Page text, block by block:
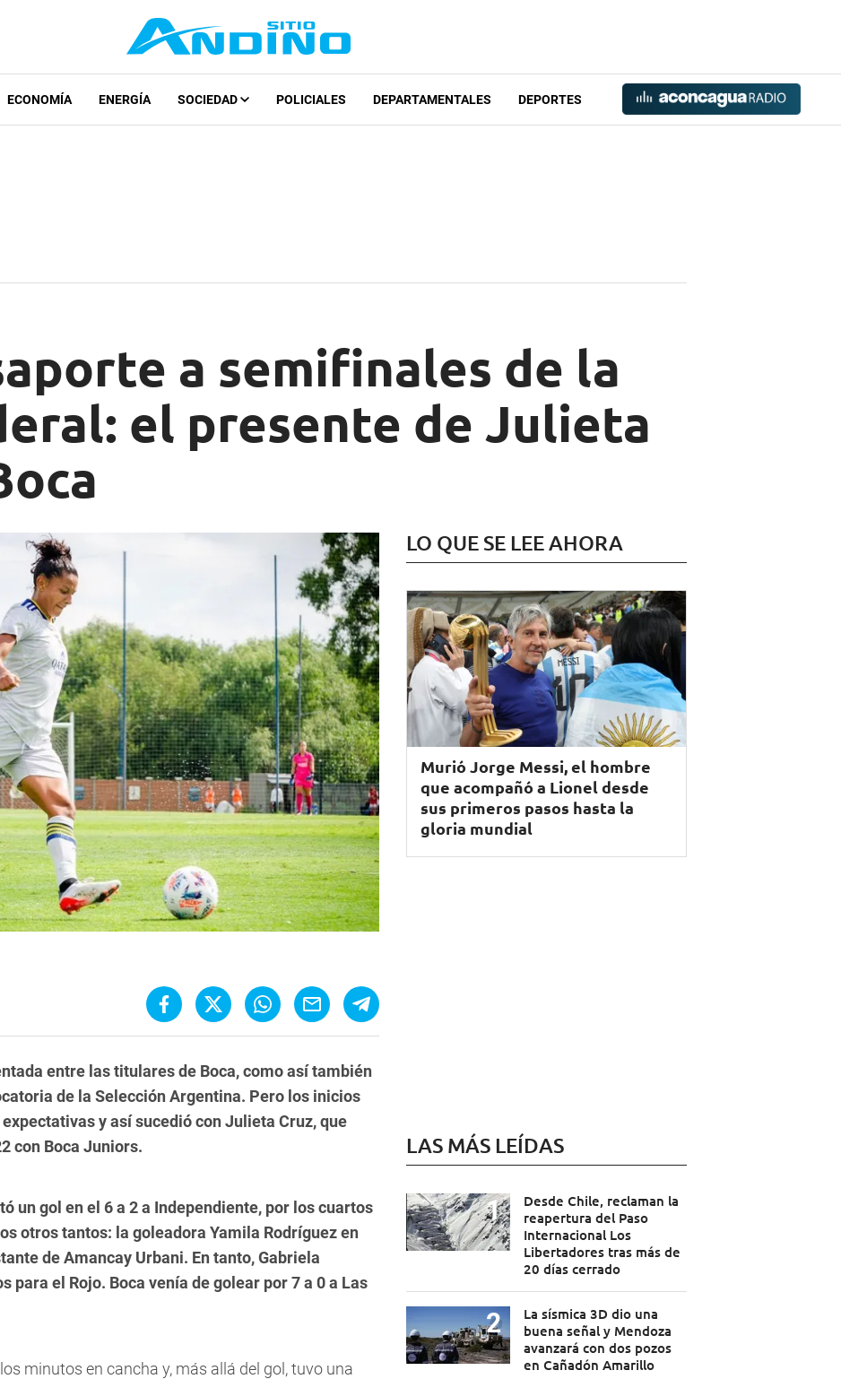
ECONOMÍA ENERGÍA SOCIEDAD POLICIALES DEPARTAMENTALES DEPORTES
a semifinales de la
el presente de Julieta
entre las titulares de Boca, como así también
de la Selección Argentina. Pero los inicios
y así sucedió con Julieta Cruz, que
con Boca Juniors.
un gol en el 6 a 2 a Independiente, por los cuartos
otros tantos: la goleadora Yamila Rodríguez en
de Amancay Urbani. En tanto, Gabriela
para el Rojo. Boca venía de golear por 7 a 0 a Las
minutos en cancha y, más allá del gol, tuvo una
LO QUE SE LEE AHORA
Murió Jorge Messi, el hombre
que acompañó a Lionel desde
sus primeros pasos hasta la
gloria mundial
LAS MÁS LEÍDAS
Desde Chile, reclaman la
reapertura del Paso
Internacional Los
Libertadores tras más de
20 días cerrado
La sísmica 3D dio una
buena señal y Mendoza
avanzará con dos pozos
en Cañadón Amarillo